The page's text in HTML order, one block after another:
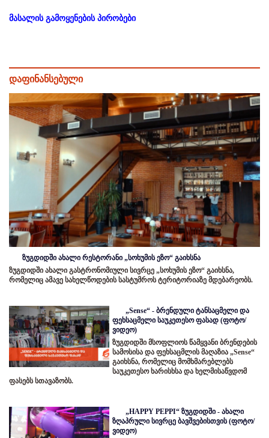
მასალის გამოყენების პირობები
დაფინანსებული
ზუგდიდში ახალი რესტორანი „სოხუმის ეზო“ გაიხსნა
ზუგდიდში ახალი გასტრონომიული სივრცე „სოხუმის ეზო“ გაიხსნა,
რომელიც ამავე სახელწოდების სასტუმროს ტერიტორიაზე მდებარეობს.
„Sense“ - ბრენდული ტანსაცმელი და
ფეხსაცმელი საუკეთესო ფასად (ფოტო/
ვიდეო)
ზუგდიდში მსოფლიოს წამყვანი ბრენდების
სამოსისა და ფეხსაცმლის მაღაზია „Sense“
გაიხსნა, რომელიც მომხმარებლებს
საუკეთესო ხარისხსა და ხელმისაწვდომ
ფასებს სთავაზობს.
„HAPPY PEPPI“ ზუგდიდში - ახალი
ზღაპრული სივრცე ბავშვებისთვის (ფოტო/
ვიდეო)